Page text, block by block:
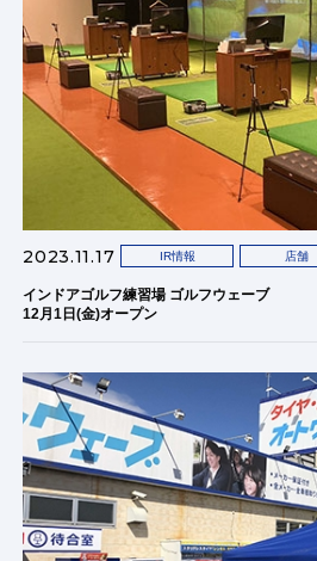
2023.11.17 IR情報 店舗
インドアゴルフ練習場 ゴルフウェーブ
12月1日(金)オープン